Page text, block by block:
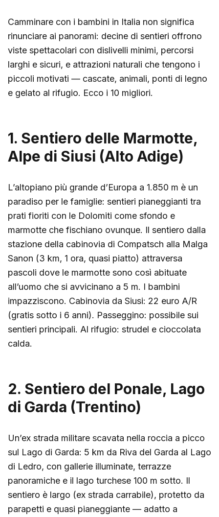
Camminare con i bambini in Italia non significa
rinunciare ai panorami: decine di sentieri offrono
viste spettacolari con dislivelli minimi, percorsi
larghi e sicuri, e attrazioni naturali che tengono i
piccoli motivati — cascate, animali, ponti di legno
e gelato al rifugio. Ecco i 10 migliori.
1. Sentiero delle Marmotte,
Alpe di Siusi (Alto Adige)
L’altopiano più grande d’Europa a 1.850 m è un
paradiso per le famiglie: sentieri pianeggianti tra
prati fioriti con le Dolomiti come sfondo e
marmotte che fischiano ovunque. Il sentiero dalla
stazione della cabinovia di Compatsch alla Malga
Sanon (3 km, 1 ora, quasi piatto) attraversa
pascoli dove le marmotte sono così abituate
all’uomo che si avvicinano a 5 m. I bambini
impazziscono. Cabinovia da Siusi: 22 euro A/R
(gratis sotto i 6 anni). Passeggino: possibile sui
sentieri principali. Al rifugio: strudel e cioccolata
calda.
2. Sentiero del Ponale, Lago
di Garda (Trentino)
Un’ex strada militare scavata nella roccia a picco
sul Lago di Garda: 5 km da Riva del Garda al Lago
di Ledro, con gallerie illuminate, terrazze
panoramiche e il lago turchese 100 m sotto. Il
sentiero è largo (ex strada carrabile), protetto da
parapetti e quasi pianeggiante — adatto a